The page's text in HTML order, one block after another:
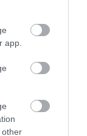
app.
other
bejegyzés